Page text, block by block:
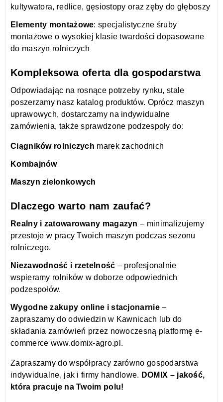
kultywatora, redlice, gęsiostopy oraz zęby do głęboszy
Elementy montażowe: specjalistyczne śruby
montażowe o wysokiej klasie twardości dopasowane
do maszyn rolniczych
Kompleksowa oferta dla gospodarstwa
Odpowiadając na rosnące potrzeby rynku, stale
poszerzamy nasz katalog produktów. Oprócz maszyn
uprawowych, dostarczamy na indywidualne
zamówienia, także sprawdzone podzespoły do:
Ciągników rolniczych marek zachodnich
Kombajnów
Maszyn zielonkowych
Dlaczego warto nam zaufać?
Realny i zatowarowany magazyn – minimalizujemy
przestoje w pracy Twoich maszyn podczas sezonu
rolniczego.
Niezawodność i rzetelność – profesjonalnie
wspieramy rolników w doborze odpowiednich
podzespołów.
Wygodne zakupy online i stacjonarnie–
zapraszamy do odwiedzin w Kawnicach lub do
składania zamówień przez nowoczesną platformę e-
commerce www.domix-agro.pl .
Zapraszamy do współpracy zarówno gospodarstwa
indywidualne, jak i firmy handlowe. DOMIX – jakość,
która pracuje na Twoim polu!